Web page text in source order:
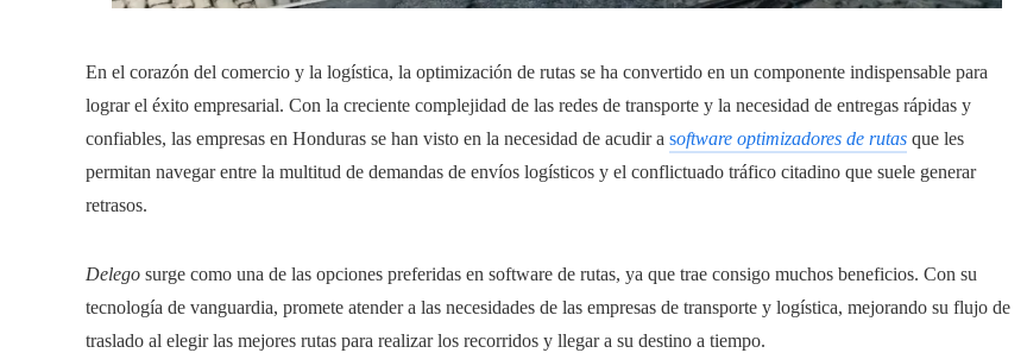
En el corazón del comercio y la logística, la optimización de rutas se ha convertido en un componente indispensable para
lograr el éxito empresarial. Con la creciente complejidad de las redes de transporte y la necesidad de entregas rápidas y
confiables, las empresas en Honduras se han visto en la necesidad de acudir a software optimizadores de rutas que les
permitan navegar entre la multitud de demandas de envíos logísticos y el conflictuado tráfico citadino que suele generar
retrasos.
Delego surge como una de las opciones preferidas en software de rutas, ya que trae consigo muchos beneficios. Con su
tecnología de vanguardia, promete atender a las necesidades de las empresas de transporte y logística, mejorando su flujo de
traslado al elegir las mejores rutas para realizar los recorridos y llegar a su destino a tiempo.